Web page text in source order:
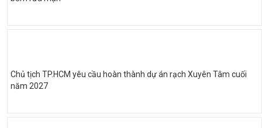
Chủ tịch TP.HCM yêu cầu hoàn thành dự án rạch Xuyên Tâm cuối
năm 2027